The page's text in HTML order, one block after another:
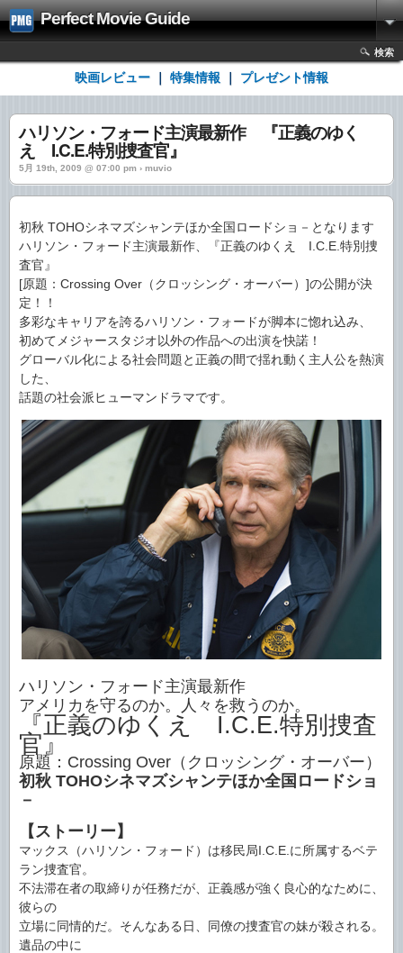
Perfect Movie Guide
検索
映画レビュー 特集情報 プレゼント情報
ハリソン・フォード主演最新作 『正義のゆく
え I.C.E.特別捜査官』
5月 19th, 2009 @ 07:00 pm › muvio
初秋 TOHOシネマズシャンテほか全国ロードショ－となります
ハリソン・フォード主演最新作、『正義のゆくえ I.C.E.特別捜
査官』
[原題：Crossing Over（クロッシング・オーバー）]の公開が決
定！！
多彩なキャリアを誇るハリソン・フォードが脚本に惚れ込み、
初めてメジャースタジオ以外の作品への出演を快諾！
グローバル化による社会問題と正義の間で揺れ動く主人公を熱演
した、
話題の社会派ヒューマンドラマです。
ハリソン・フォード主演最新作
アメリカを守るのか。人々を救うのか。
『正義のゆくえ I.C.E.特別捜査
官』
原題：Crossing Over（クロッシング・オーバー）
初秋 TOHOシネマズシャンテほか全国ロードショ
－
【ストーリー】
マックス（ハリソン・フォード）は移民局I.C.E.に所属するベテ
ラン捜査官。
不法滞在者の取締りが任務だが、正義感が強く良心的なために、
彼らの
立場に同情的だ。そんなある日、同僚の捜査官の妹が殺される。
遺品の中に